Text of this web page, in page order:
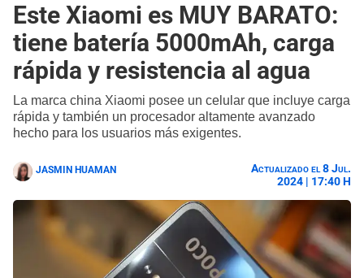
Este Xiaomi es MUY BARATO:
tiene batería 5000mAh, carga
rápida y resistencia al agua
La marca china Xiaomi posee un celular que incluye carga
rápida y también un procesador altamente avanzado
hecho para los usuarios más exigentes.
JASMIN HUAMAN
Actualizado el 8 Jul.
2024 | 17:40 H